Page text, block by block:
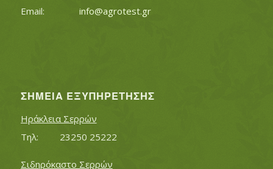
info@agrotest.gr
ΣΗΜΕΊΑ ΕΞΥΠΗΡΈΤΗΣΗΣ
Ηράκλεια Σερρών
Τηλ:		23250 25222
Σιδηρόκαστο Σερρών